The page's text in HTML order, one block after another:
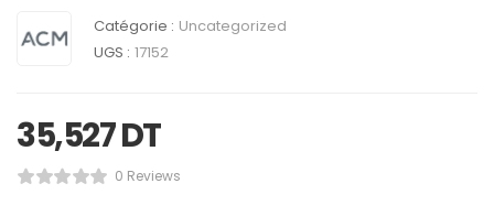
Catégorie : Uncategorized
UGS : 17152
35,527DT
0 Reviews